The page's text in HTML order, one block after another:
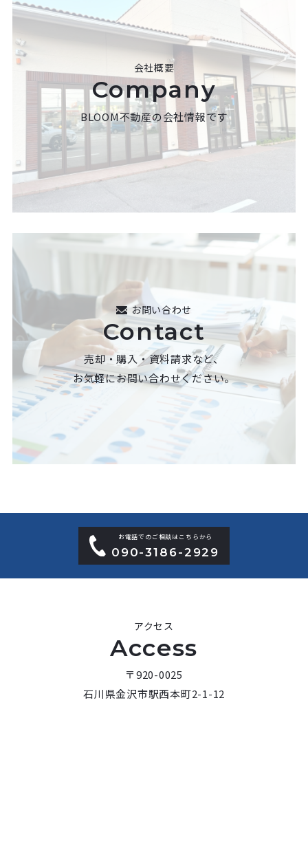
会社概要
Company
BLOOM不動産の会社情報です
お問い合わせ
Contact
売却・購入・資料請求など、
お気軽にお問い合わせください。
お電話でのご相談はこちらから
090-3186-2929
アクセス
Access
〒920-0025
石川県金沢市駅西本町2-1-12